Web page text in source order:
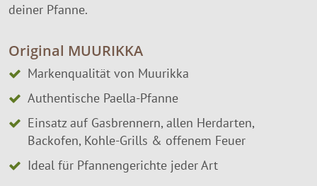
deiner Pfanne.
Original MUURIKKA
Markenqualität von Muurikka
Authentische Paella-Pfanne
Einsatz auf Gasbrennern, allen Herdarten,
Backofen, Kohle-Grills & offenem Feuer
Ideal für Pfannengerichte jeder Art